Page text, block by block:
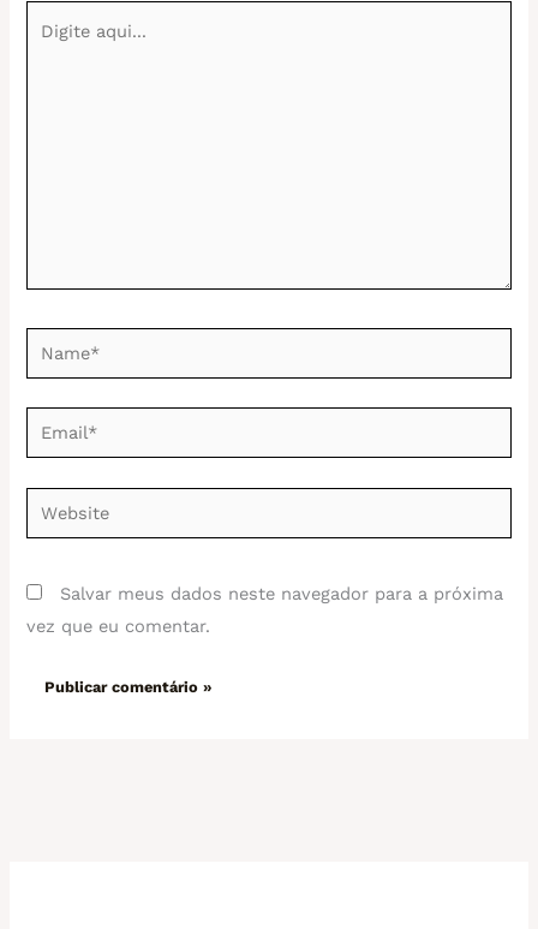
aqui...
Name*
Email*
Website
Salvar meus dados neste navegador para a próxima
vez que eu comentar.